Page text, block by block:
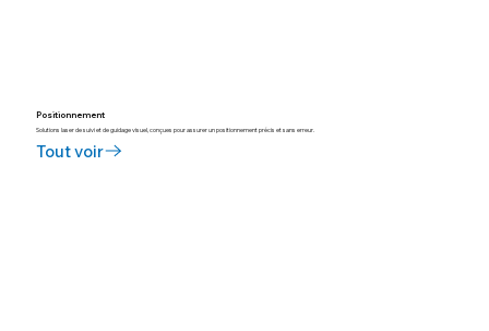
Positionnement
Solutions laser de suivi et de guidage visuel, conçues pour assurer un positionnement précis et sans erreur.
Tout voir